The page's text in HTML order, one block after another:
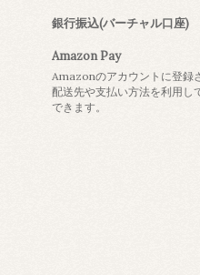
銀行振込(バーチャル口座)
Amazon Pay
Amazonのアカウントに登録
配送先や支払い方法を利用し
できます。